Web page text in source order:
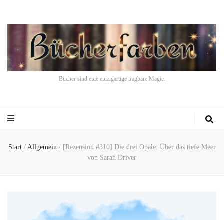
Bücher sind eine einzigartige tragbare Magie.
Start / Allgemein / [Rezension #310] Die drei Opale: Über das tiefe Meer
von Sarah Driver